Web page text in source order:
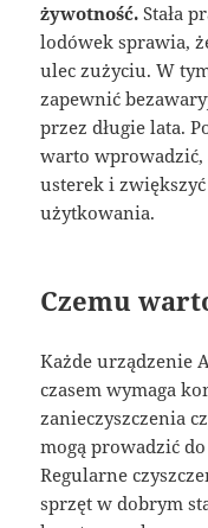
żywotność. Stała
lodówek sprawia,
ulec zużyciu. W
zapewnić
przez długie lata.
warto
usterek i
użytkowania.
Czemu
Każde urządzenie
czasem wymaga
zanieczyszczenia
mogą prowadzić
Regularne
sprzęt w dobrym